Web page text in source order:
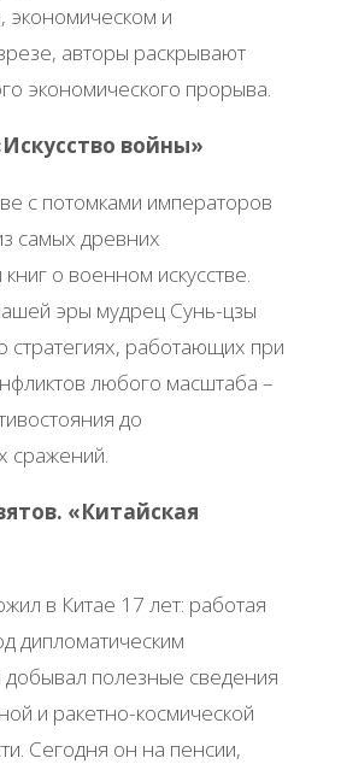
экономическом и
авторы раскрывают
экономического прорыва.
войны»
с потомками императоров
самых древних
о военном искусстве.
эры мудрец Сунь-цзы
стратегиях, работающих при
любого масштаба –
до
сражений.
«Китайская
в Китае 17 лет: работая
дипломатическим
полезные сведения
и ракетно-космической
Сегодня он на пенсии,